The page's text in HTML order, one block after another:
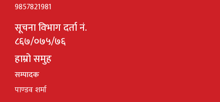
9857821981
सूचना विभाग दर्ता नं.
८६७/०७५/७६
हाम्रो समुह
सम्पादक
पाण्डव शर्मा